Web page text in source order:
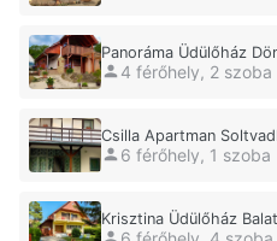
Panoráma Üdülőház
4 férőhely, 2 szoba
Csilla Apartman
6 férőhely, 1 szoba
Krisztina Üdülőház